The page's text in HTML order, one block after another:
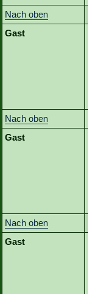
Nach oben
Gast
Nach oben
Gast
Nach oben
Gast